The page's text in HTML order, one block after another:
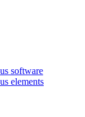
software
elements